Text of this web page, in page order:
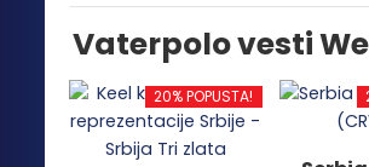
Vaterpolo vesti
20% POPUSTA!